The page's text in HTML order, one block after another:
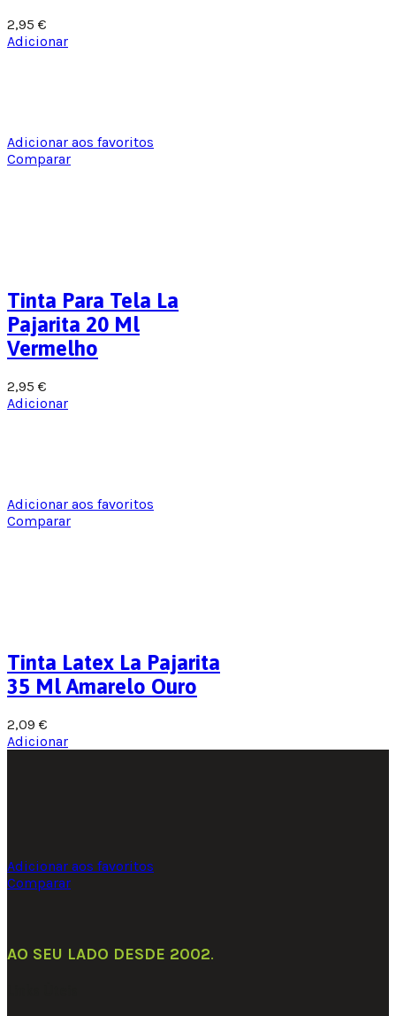
Adicionar aos favoritos
Comparar
2,95 €
Adicionar
Adicionar aos favoritos
Comparar
Tinta Para Tela La
Pajarita 20 Ml
Vermelho
2,95 €
Adicionar
Adicionar aos favoritos
Comparar
Tinta Latex La Pajarita
35 Ml Amarelo Ouro
2,09 €
Adicionar
AO SEU LADO DESDE 2002.